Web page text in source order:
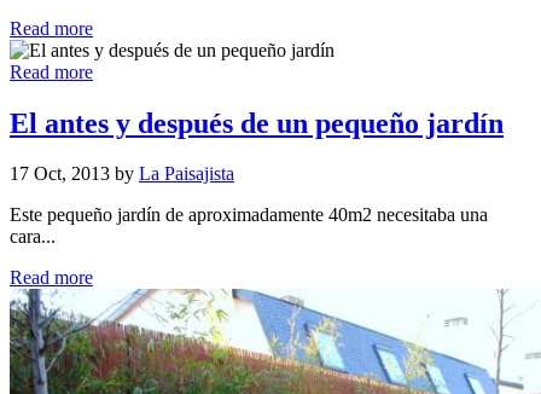
Read more
Read more
El antes y después de un pequeño jardín
17 Oct, 2013 by La Paisajista
Este pequeño jardín de aproximadamente 40m2 necesitaba una
cara...
Read more